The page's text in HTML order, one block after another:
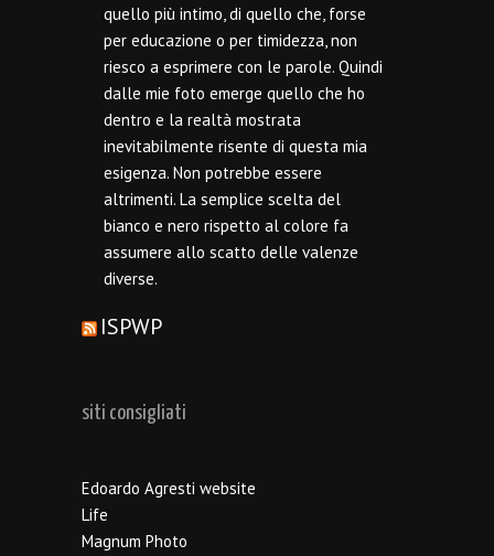
quello più intimo, di quello che, forse
per educazione o per timidezza, non
riesco a esprimere con le parole. Quindi
dalle mie foto emerge quello che ho
dentro e la realtà mostrata
inevitabilmente risente di questa mia
esigenza. Non potrebbe essere
altrimenti. La semplice scelta del
bianco e nero rispetto al colore fa
assumere allo scatto delle valenze
diverse.
ISPWP
siti consigliati
Edoardo Agresti website
Life
Magnum Photo